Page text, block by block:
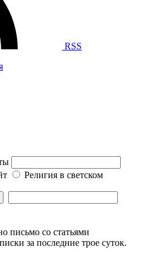
RSS
Религия в светском
письмо со статьями
за последние трое суток.